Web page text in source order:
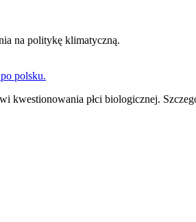
na politykę klimatyczną.
polsku.
kwestionowania płci biologicznej.